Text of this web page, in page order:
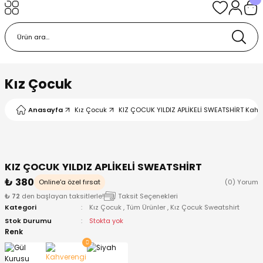
Kız Çocuk
Anasayfa Kız Çocuk KIZ ÇOCUK YILDIZ APLİKELİ SWEATSHİRT
KIZ ÇOCUK YILDIZ APLİKELİ SWEATSHİRT
₺ 380
Online'a özel fırsat
(0) Yorum
₺ 72 den başlayan taksitlerle!
Taksit Seçenekleri
Kategori
Kız Çocuk ,Tüm Ürünler , Kız Çocuk Sweatshirt
Stok Durumu
Stokta yok
Renk
Body
Bere ve Eldiven
Body
ve Patik
Çıkışı ve Zıbın Seti
Ürünleri